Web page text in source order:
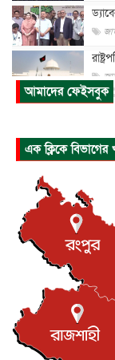
আমাদের ফেইসবুক
এক ক্লিকে বিভাগের